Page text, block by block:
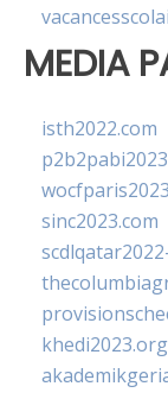
MEDIA
isth2022.com
sinc2023.com
khedi2023.org